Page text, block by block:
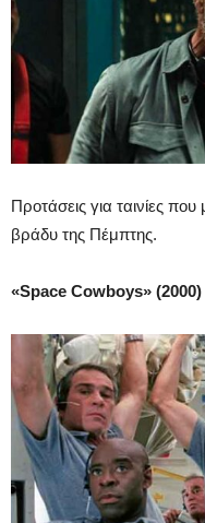
Προτάσεις για ταινίες
βράδυ της Πέμπτης.
«Space Cowboys» (2000)